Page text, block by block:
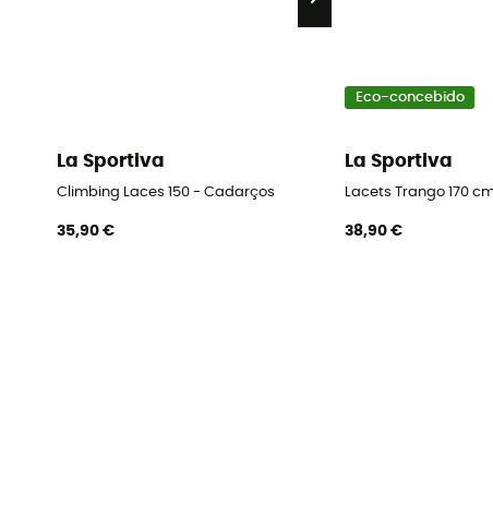
La Sportiva
Climbing Laces 150 - Cadarços
35,90 €
Eco-concebido
La Sportiva
Lacets Trango 170
38,90 €